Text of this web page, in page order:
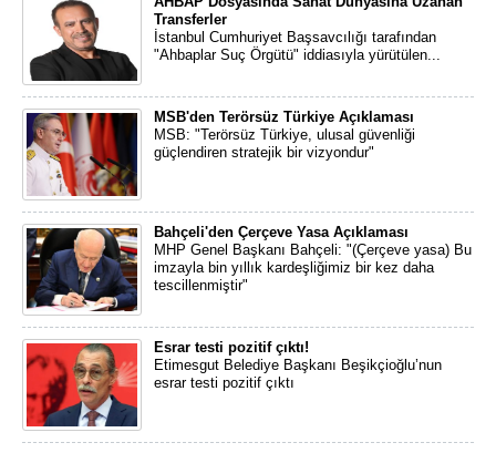
Transferler
İstanbul Cumhuriyet Başsavcılığı tarafından
"Ahbaplar Suç Örgütü" iddiasıyla yürütülen...
MSB'den Terörsüz Türkiye Açıklaması
MSB: "Terörsüz Türkiye, ulusal güvenliği
güçlendiren stratejik bir vizyondur"
Bahçeli'den Çerçeve Yasa Açıklaması
MHP Genel Başkanı Bahçeli: "(Çerçeve yasa) Bu
imzayla bin yıllık kardeşliğimiz bir kez daha
tescillenmiştir"
Esrar testi pozitif çıktı!
Etimesgut Belediye Başkanı Beşikçioğlu’nun
esrar testi pozitif çıktı